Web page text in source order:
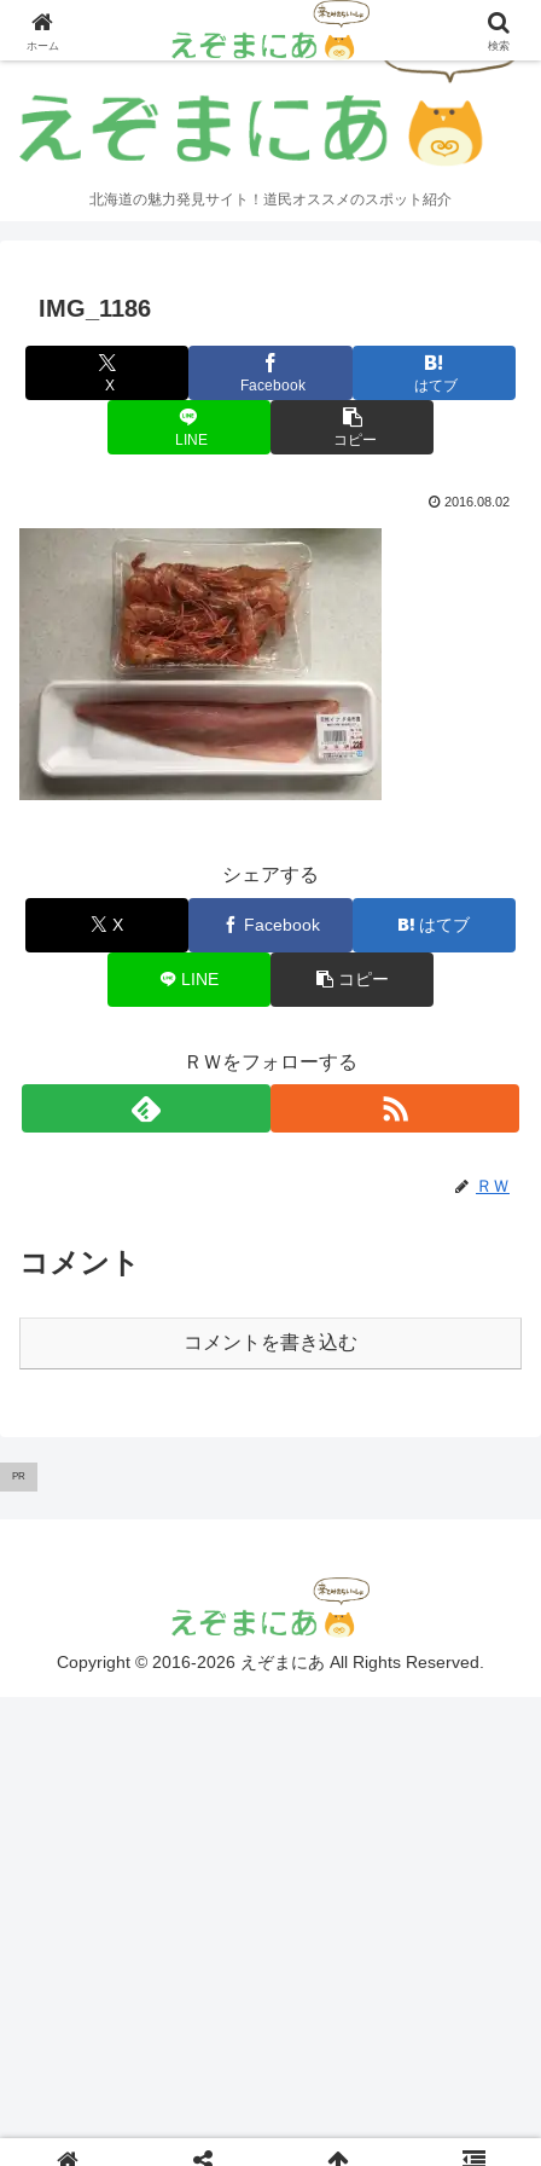
北海道の魅力発見サイト！道民オススメのスポット紹介
IMG_1186
X Facebook はてブ
LINE コピー
2016.08.02
シェアする
X Facebook はてブ
LINE コピー
ＲＷをフォローする
ＲＷ
コメント
コメントを書き込む
PR
Copyright © 2016-2026 えぞまにあ All Rights Reserved.
ホーム 検索